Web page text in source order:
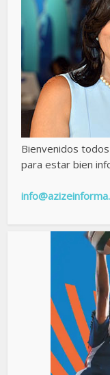
Bienvenidos
para estar bien